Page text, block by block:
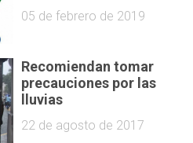
05 de febrero de 2019
Recomiendan tomar
precauciones por las
lluvias
22 de agosto de 2017